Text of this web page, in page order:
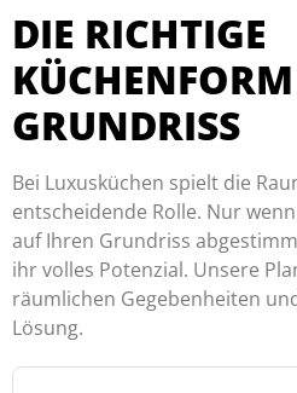
DIE RICHTIGE
GRUNDRISS
Bei Luxusküchen spielt die
entscheidende Rolle. Nur
auf Ihren Grundriss
ihr volles Potenzial. Unsere
räumlichen Gegebenheiten
Lösung.